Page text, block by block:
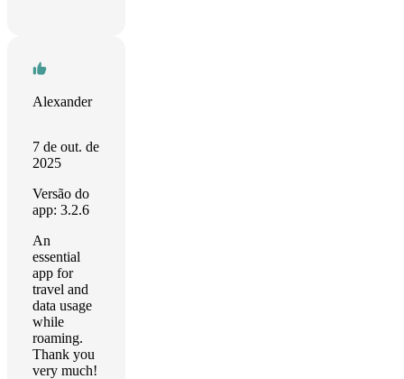
Alexander
7 de out. de
2025
Versão do
app: 3.2.6
An
essential
app for
travel and
data usage
while
roaming.
Thank you
very much!